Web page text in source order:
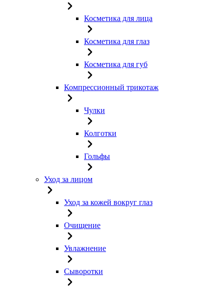
Косметика для лица
Косметика для глаз
Косметика для губ
Компрессионный трикотаж
Чулки
Колготки
Гольфы
Уход за лицом
Уход за кожей вокруг глаз
Очищение
Увлажнение
Сыворотки